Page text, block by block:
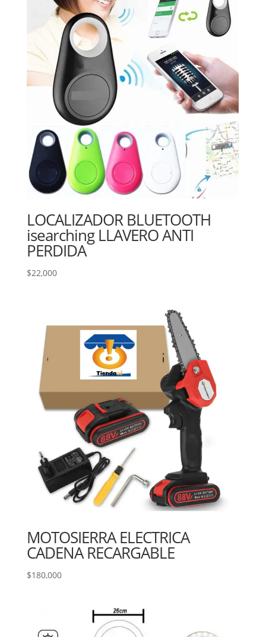
LOCALIZADOR BLUETOOTH
isearching LLAVERO ANTI
PERDIDA
$22,000
MOTOSIERRA ELECTRICA
CADENA RECARGABLE
$180,000